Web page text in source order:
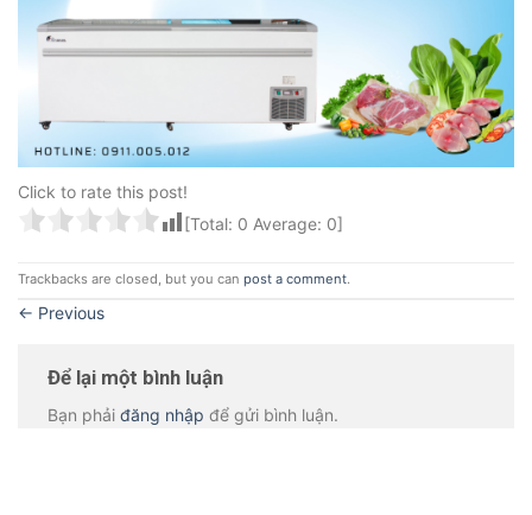
Click to rate this post!
[Total: 0 Average: 0]
Trackbacks are closed, but you can post a comment.
← Previous
Để lại một bình luận
Bạn phải đăng nhập để gửi bình luận.